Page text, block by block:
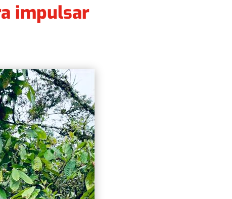
impulsar